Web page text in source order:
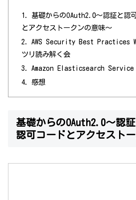
基礎からのOAuth2.0〜認証と認
とアクセストークンの意味〜
AWS Security Best Practices
ツリ読み解く会
Amazon Elasticsearch Service
感想
基礎からのOAuth2.0〜認
認可コードとアクセスト